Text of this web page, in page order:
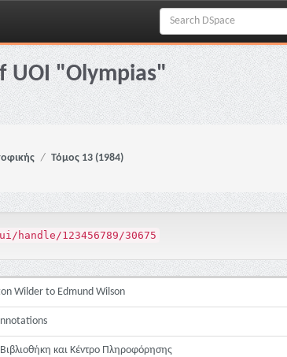
UOI "Olympias"
Τόμος 13 (1984)
123456789/30675
Wilder to Edmund Wilson
και Κέντρο Πληροφόρησης